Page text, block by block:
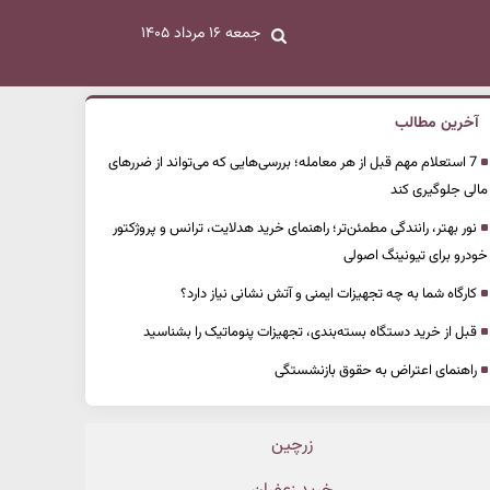
جمعه ۱۶ مرداد ۱۴۰۵
آخرین مطالب
7 استعلام مهم قبل از هر معامله؛ بررسی‌هایی که می‌تواند از ضررهای
مالی جلوگیری کند
نور بهتر، رانندگی مطمئن‌تر؛ راهنمای خرید هدلایت، ترانس و پروژکتور
خودرو برای تیونینگ اصولی
کارگاه شما به چه تجهیزات ایمنی و آتش نشانی نیاز دارد؟
قبل از خرید دستگاه بسته‌بندی، تجهیزات پنوماتیک را بشناسید
راهنمای اعتراض به حقوق بازنشستگی
زرچین